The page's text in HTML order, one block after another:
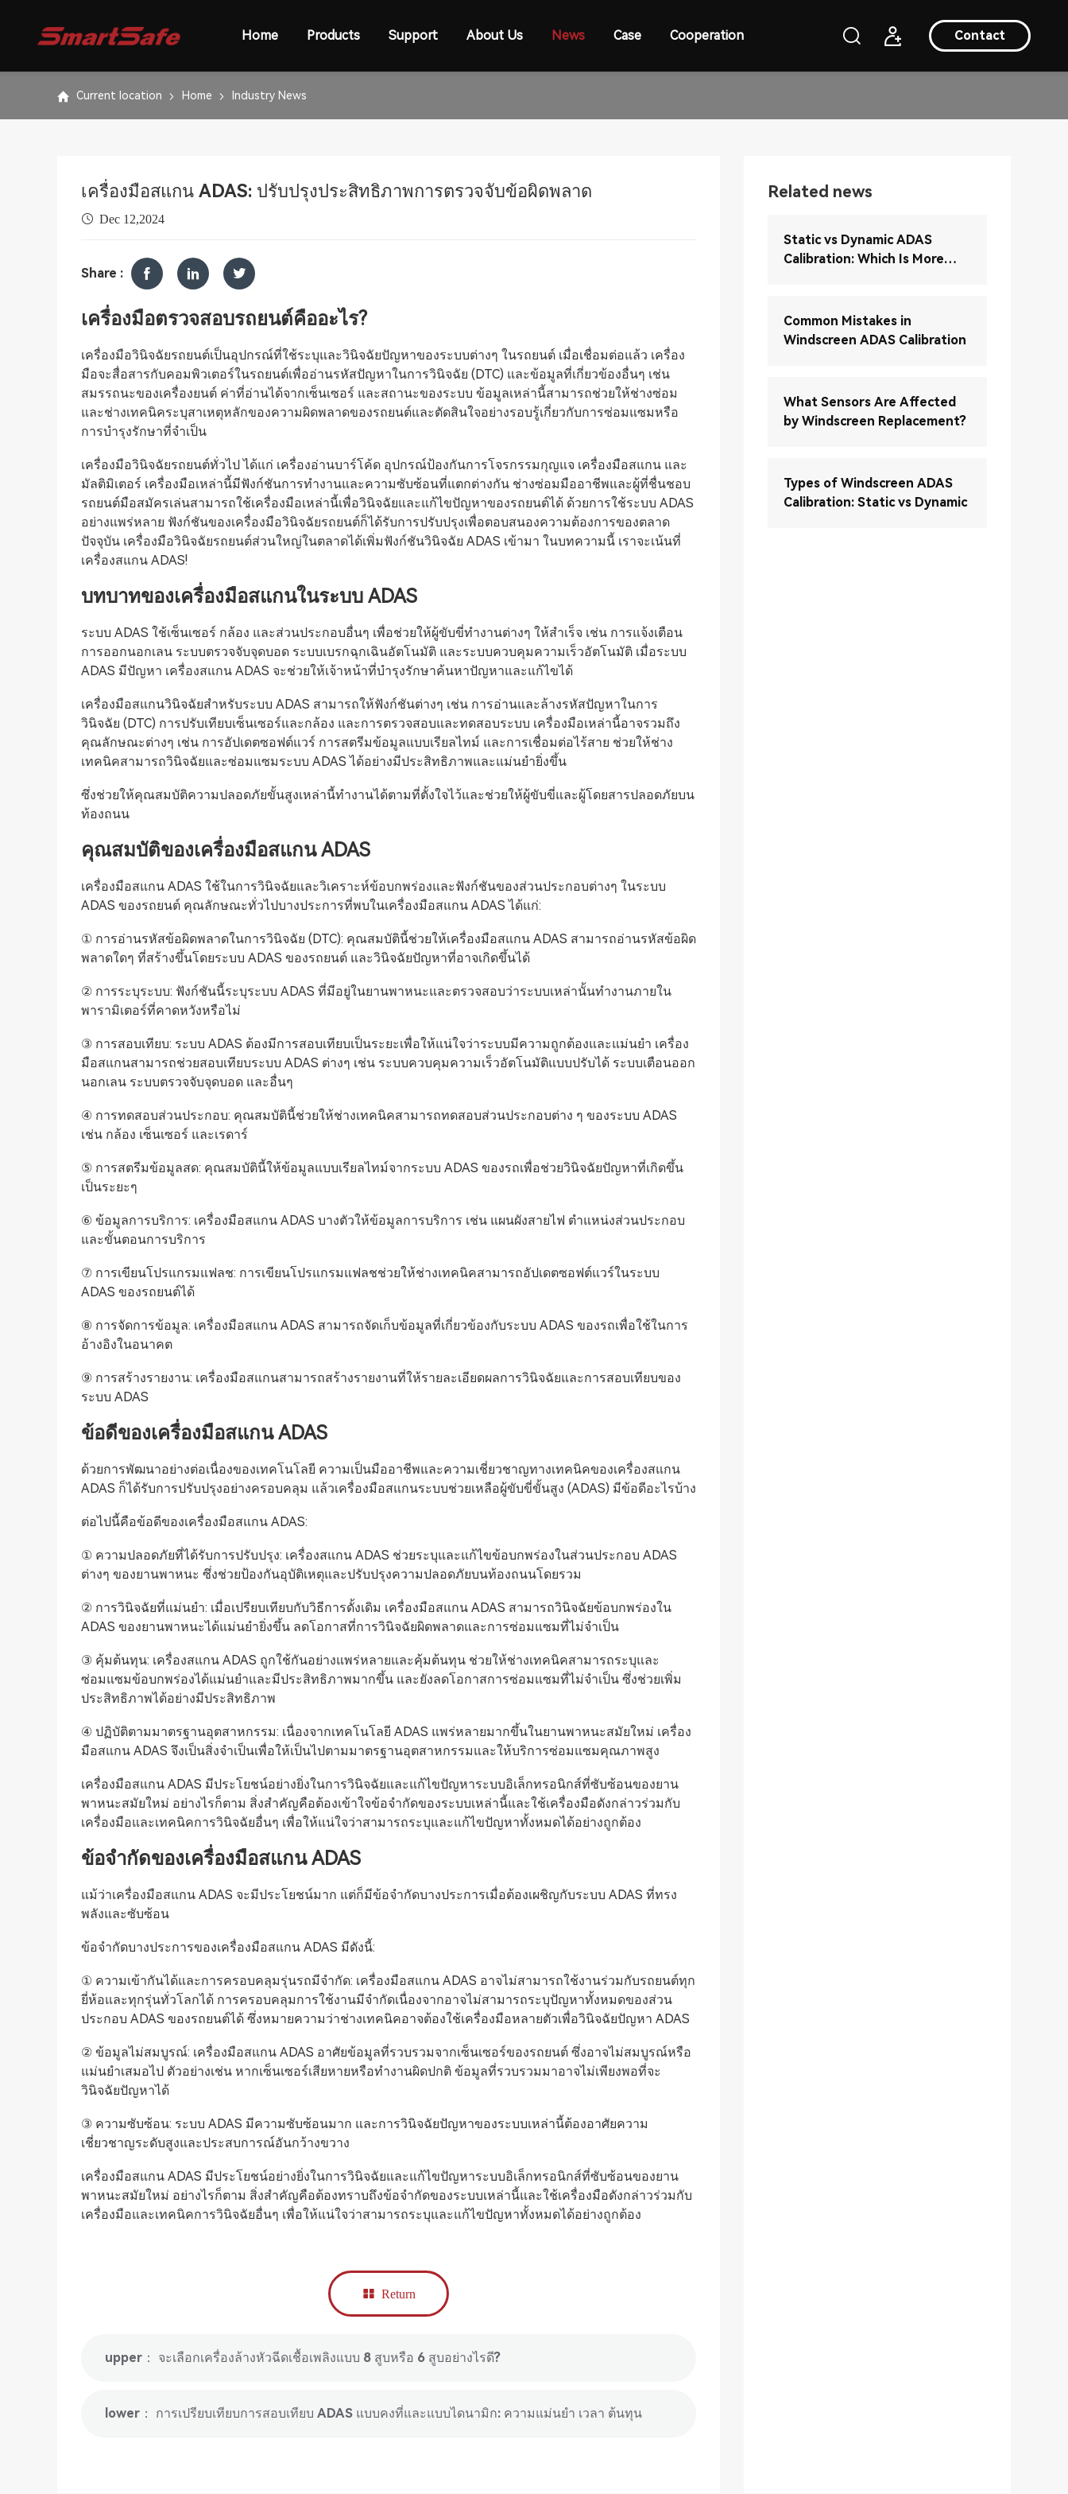
Contact
Home Products Support About Us News Case Cooperation
Current location Home Industry News
เครื่องมือสแกน ADAS: ปรับปรุงประสิทธิภาพการตรวจจับข้อผิดพลาด
Dec 12,2024
Share :
เครื่องมือตรวจสอบรถยนต์คืออะไร?
เครื่องมือวินิจฉัยรถยนต์เป็นอุปกรณ์ที่ใช้ระบุและวินิจฉัยปัญหาของระบบต่างๆ ในรถยนต์ เมื่อเชื่อมต่อแล้ว เครื่อง
มือจะสื่อสารกับคอมพิวเตอร์ในรถยนต์เพื่ออ่านรหัสปัญหาในการวินิจฉัย (DTC) และข้อมูลที่เกี่ยวข้องอื่นๆ เช่น
สมรรถนะของเครื่องยนต์ ค่าที่อ่านได้จากเซ็นเซอร์ และสถานะของระบบ ข้อมูลเหล่านี้สามารถช่วยให้ช่างซ่อม
และช่างเทคนิคระบุสาเหตุหลักของความผิดพลาดของรถยนต์และตัดสินใจอย่างรอบรู้เกี่ยวกับการซ่อมแซมหรือ
การบำรุงรักษาที่จำเป็น
เครื่องมือวินิจฉัยรถยนต์ทั่วไป ได้แก่ เครื่องอ่านบาร์โค้ด อุปกรณ์ป้องกันการโจรกรรมกุญแจ เครื่องมือสแกน และ
มัลติมิเตอร์ เครื่องมือเหล่านี้มีฟังก์ชันการทำงานและความซับซ้อนที่แตกต่างกัน ช่างซ่อมมืออาชีพและผู้ที่ชื่นชอบ
รถยนต์มือสมัครเล่นสามารถใช้เครื่องมือเหล่านี้เพื่อวินิจฉัยและแก้ไขปัญหาของรถยนต์ได้ ด้วยการใช้ระบบ ADAS
อย่างแพร่หลาย ฟังก์ชันของเครื่องมือวินิจฉัยรถยนต์ก็ได้รับการปรับปรุงเพื่อตอบสนองความต้องการของตลาด
ปัจจุบัน เครื่องมือวินิจฉัยรถยนต์ส่วนใหญ่ในตลาดได้เพิ่มฟังก์ชันวินิจฉัย ADAS เข้ามา ในบทความนี้ เราจะเน้นที่
เครื่องสแกน ADAS!
บทบาทของเครื่องมือสแกนในระบบ ADAS
ระบบ ADAS ใช้เซ็นเซอร์ กล้อง และส่วนประกอบอื่นๆ เพื่อช่วยให้ผู้ขับขี่ทำงานต่างๆ ให้สำเร็จ เช่น การแจ้งเตือน
การออกนอกเลน ระบบตรวจจับจุดบอด ระบบเบรกฉุกเฉินอัตโนมัติ และระบบควบคุมความเร็วอัตโนมัติ เมื่อระบบ
ADAS มีปัญหา เครื่องสแกน ADAS จะช่วยให้เจ้าหน้าที่บำรุงรักษาค้นหาปัญหาและแก้ไขได้
เครื่องมือสแกนวินิจฉัยสำหรับระบบ ADAS สามารถให้ฟังก์ชันต่างๆ เช่น การอ่านและล้างรหัสปัญหาในการ
วินิจฉัย (DTC) การปรับเทียบเซ็นเซอร์และกล้อง และการตรวจสอบและทดสอบระบบ เครื่องมือเหล่านี้อาจรวมถึง
คุณลักษณะต่างๆ เช่น การอัปเดตซอฟต์แวร์ การสตรีมข้อมูลแบบเรียลไทม์ และการเชื่อมต่อไร้สาย ช่วยให้ช่าง
เทคนิคสามารถวินิจฉัยและซ่อมแซมระบบ ADAS ได้อย่างมีประสิทธิภาพและแม่นยำยิ่งขึ้น
ซึ่งช่วยให้คุณสมบัติความปลอดภัยขั้นสูงเหล่านี้ทำงานได้ตามที่ตั้งใจไว้และช่วยให้ผู้ขับขี่และผู้โดยสารปลอดภัยบน
ท้องถนน
คุณสมบัติของเครื่องมือสแกน ADAS
เครื่องมือสแกน ADAS ใช้ในการวินิจฉัยและวิเคราะห์ข้อบกพร่องและฟังก์ชันของส่วนประกอบต่างๆ ในระบบ
ADAS ของรถยนต์ คุณลักษณะทั่วไปบางประการที่พบในเครื่องมือสแกน ADAS ได้แก่:
① การอ่านรหัสข้อผิดพลาดในการวินิจฉัย (DTC): คุณสมบัตินี้ช่วยให้เครื่องมือสแกน ADAS สามารถอ่านรหัสข้อผิด
พลาดใดๆ ที่สร้างขึ้นโดยระบบ ADAS ของรถยนต์ และวินิจฉัยปัญหาที่อาจเกิดขึ้นได้
② การระบุระบบ: ฟังก์ชันนี้ระบุระบบ ADAS ที่มีอยู่ในยานพาหนะและตรวจสอบว่าระบบเหล่านั้นทำงานภายใน
พารามิเตอร์ที่คาดหวังหรือไม่
③ การสอบเทียบ: ระบบ ADAS ต้องมีการสอบเทียบเป็นระยะเพื่อให้แน่ใจว่าระบบมีความถูกต้องและแม่นยำ เครื่อง
มือสแกนสามารถช่วยสอบเทียบระบบ ADAS ต่างๆ เช่น ระบบควบคุมความเร็วอัตโนมัติแบบปรับได้ ระบบเตือนออก
นอกเลน ระบบตรวจจับจุดบอด และอื่นๆ
④ การทดสอบส่วนประกอบ: คุณสมบัตินี้ช่วยให้ช่างเทคนิคสามารถทดสอบส่วนประกอบต่าง ๆ ของระบบ ADAS
เช่น กล้อง เซ็นเซอร์ และเรดาร์
⑤ การสตรีมข้อมูลสด: คุณสมบัตินี้ให้ข้อมูลแบบเรียลไทม์จากระบบ ADAS ของรถเพื่อช่วยวินิจฉัยปัญหาที่เกิดขึ้น
เป็นระยะๆ
⑥ ข้อมูลการบริการ: เครื่องมือสแกน ADAS บางตัวให้ข้อมูลการบริการ เช่น แผนผังสายไฟ ตำแหน่งส่วนประกอบ
และขั้นตอนการบริการ
⑦ การเขียนโปรแกรมแฟลช: การเขียนโปรแกรมแฟลชช่วยให้ช่างเทคนิคสามารถอัปเดตซอฟต์แวร์ในระบบ
ADAS ของรถยนต์ได้
⑧ การจัดการข้อมูล: เครื่องมือสแกน ADAS สามารถจัดเก็บข้อมูลที่เกี่ยวข้องกับระบบ ADAS ของรถเพื่อใช้ในการ
อ้างอิงในอนาคต
⑨ การสร้างรายงาน: เครื่องมือสแกนสามารถสร้างรายงานที่ให้รายละเอียดผลการวินิจฉัยและการสอบเทียบของ
ระบบ ADAS
ข้อดีของเครื่องมือสแกน ADAS
ด้วยการพัฒนาอย่างต่อเนื่องของเทคโนโลยี ความเป็นมืออาชีพและความเชี่ยวชาญทางเทคนิคของเครื่องสแกน
ADAS ก็ได้รับการปรับปรุงอย่างครอบคลุม แล้วเครื่องมือสแกนระบบช่วยเหลือผู้ขับขี่ขั้นสูง (ADAS) มีข้อดีอะไรบ้าง
ต่อไปนี้คือข้อดีของเครื่องมือสแกน ADAS:
① ความปลอดภัยที่ได้รับการปรับปรุง: เครื่องสแกน ADAS ช่วยระบุและแก้ไขข้อบกพร่องในส่วนประกอบ ADAS
ต่างๆ ของยานพาหนะ ซึ่งช่วยป้องกันอุบัติเหตุและปรับปรุงความปลอดภัยบนท้องถนนโดยรวม
② การวินิจฉัยที่แม่นยำ: เมื่อเปรียบเทียบกับวิธีการดั้งเดิม เครื่องมือสแกน ADAS สามารถวินิจฉัยข้อบกพร่องใน
ADAS ของยานพาหนะได้แม่นยำยิ่งขึ้น ลดโอกาสที่การวินิจฉัยผิดพลาดและการซ่อมแซมที่ไม่จำเป็น
③ คุ้มต้นทุน: เครื่องสแกน ADAS ถูกใช้กันอย่างแพร่หลายและคุ้มต้นทุน ช่วยให้ช่างเทคนิคสามารถระบุและ
ซ่อมแซมข้อบกพร่องได้แม่นยำและมีประสิทธิภาพมากขึ้น และยังลดโอกาสการซ่อมแซมที่ไม่จำเป็น ซึ่งช่วยเพิ่ม
ประสิทธิภาพได้อย่างมีประสิทธิภาพ
④ ปฏิบัติตามมาตรฐานอุตสาหกรรม: เนื่องจากเทคโนโลยี ADAS แพร่หลายมากขึ้นในยานพาหนะสมัยใหม่ เครื่อง
มือสแกน ADAS จึงเป็นสิ่งจำเป็นเพื่อให้เป็นไปตามมาตรฐานอุตสาหกรรมและให้บริการซ่อมแซมคุณภาพสูง
เครื่องมือสแกน ADAS มีประโยชน์อย่างยิ่งในการวินิจฉัยและแก้ไขปัญหาระบบอิเล็กทรอนิกส์ที่ซับซ้อนของยาน
พาหนะสมัยใหม่ อย่างไรก็ตาม สิ่งสำคัญคือต้องเข้าใจข้อจำกัดของระบบเหล่านี้และใช้เครื่องมือดังกล่าวร่วมกับ
เครื่องมือและเทคนิคการวินิจฉัยอื่นๆ เพื่อให้แน่ใจว่าสามารถระบุและแก้ไขปัญหาทั้งหมดได้อย่างถูกต้อง
ข้อจำกัดของเครื่องมือสแกน ADAS
แม้ว่าเครื่องมือสแกน ADAS จะมีประโยชน์มาก แต่ก็มีข้อจำกัดบางประการเมื่อต้องเผชิญกับระบบ ADAS ที่ทรง
พลังและซับซ้อน
ข้อจำกัดบางประการของเครื่องมือสแกน ADAS มีดังนี้:
① ความเข้ากันได้และการครอบคลุมรุ่นรถมีจำกัด: เครื่องมือสแกน ADAS อาจไม่สามารถใช้งานร่วมกับรถยนต์ทุก
ยี่ห้อและทุกรุ่นทั่วโลกได้ การครอบคลุมการใช้งานมีจำกัดเนื่องจากอาจไม่สามารถระบุปัญหาทั้งหมดของส่วน
ประกอบ ADAS ของรถยนต์ได้ ซึ่งหมายความว่าช่างเทคนิคอาจต้องใช้เครื่องมือหลายตัวเพื่อวินิจฉัยปัญหา ADAS
② ข้อมูลไม่สมบูรณ์: เครื่องมือสแกน ADAS อาศัยข้อมูลที่รวบรวมจากเซ็นเซอร์ของรถยนต์ ซึ่งอาจไม่สมบูรณ์หรือ
แม่นยำเสมอไป ตัวอย่างเช่น หากเซ็นเซอร์เสียหายหรือทำงานผิดปกติ ข้อมูลที่รวบรวมมาอาจไม่เพียงพอที่จะ
วินิจฉัยปัญหาได้
③ ความซับซ้อน: ระบบ ADAS มีความซับซ้อนมาก และการวินิจฉัยปัญหาของระบบเหล่านี้ต้องอาศัยความ
เชี่ยวชาญระดับสูงและประสบการณ์อันกว้างขวาง
เครื่องมือสแกน ADAS มีประโยชน์อย่างยิ่งในการวินิจฉัยและแก้ไขปัญหาระบบอิเล็กทรอนิกส์ที่ซับซ้อนของยาน
พาหนะสมัยใหม่ อย่างไรก็ตาม สิ่งสำคัญคือต้องทราบถึงข้อจำกัดของระบบเหล่านี้และใช้เครื่องมือดังกล่าวร่วมกับ
เครื่องมือและเทคนิคการวินิจฉัยอื่นๆ เพื่อให้แน่ใจว่าสามารถระบุและแก้ไขปัญหาทั้งหมดได้อย่างถูกต้อง
Return
upper： จะเลือกเครื่องล้างหัวฉีดเชื้อเพลิงแบบ 8 สูบหรือ 6 สูบอย่างไรดี?
lower： การเปรียบเทียบการสอบเทียบ ADAS แบบคงที่และแบบไดนามิก: ความแม่นยำ เวลา ต้นทุน
Related news
Static vs Dynamic ADAS
Calibration: Which Is More
Common Mistakes in
Windscreen ADAS Calibration
What Sensors Are Affected
by Windscreen Replacement?
Types of Windscreen ADAS
Calibration: Static vs Dynamic